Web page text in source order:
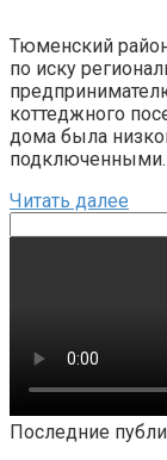
Тюменский
по иску
коттеджного
дома была
Читать далее
Последние